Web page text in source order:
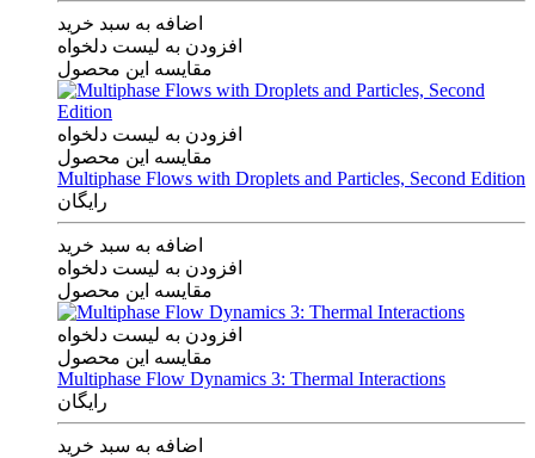
اضافه به سبد خرید
افزودن به لیست دلخواه
مقایسه این محصول
افزودن به لیست دلخواه
مقایسه این محصول
Multiphase Flows with Droplets and Particles, Second Edition
رایگان
اضافه به سبد خرید
افزودن به لیست دلخواه
مقایسه این محصول
افزودن به لیست دلخواه
مقایسه این محصول
Multiphase Flow Dynamics 3: Thermal Interactions
رایگان
اضافه به سبد خرید